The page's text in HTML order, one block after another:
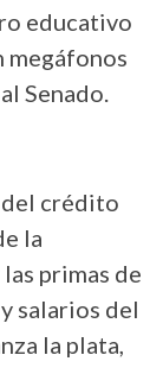
educativo
megáfonos
Senado.
crédito
la
primas de
salarios del
la plata,